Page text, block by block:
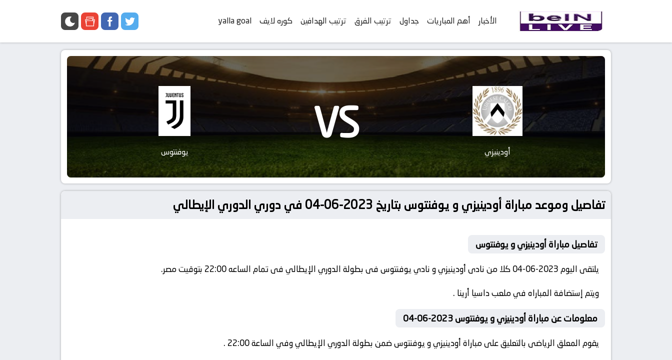
الأخبار أهم المباريات جداول ترتيب الفرق ترتيب الهدافين كوره لايف yalla goal
أودينيزي VS يوفنتوس
تفاصيل وموعد مباراة أودينيزي و يوفنتوس بتاريخ 2023-06-04 في دوري الدوري الإيطالي
تفاصيل مباراة أودينيزي و يوفنتوس
يلتقى اليوم 2023-06-04 كلا من نادى أودينيزي و نادي يوفنتوس فى بطولة الدوري الإيطالي فى تمام الساعه 22:00 بتوقيت مصر.
ويتم إستضافة المباراه في ملعب داسيا أرينا .
معلومات عن مباراة أودينيزي و يوفنتوس 2023-06-04
يقوم المعلق الرياضى بالتعليق على مباراة أودينيزي و يوفنتوس ضمن بطولة الدوري الإيطالي وفي الساعة 22:00 .